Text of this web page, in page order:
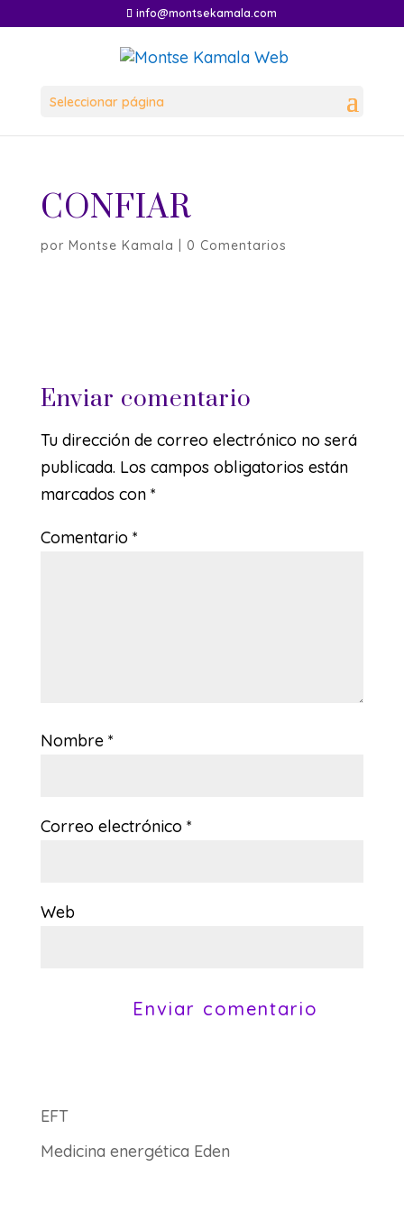
info@montsekamala.com
Seleccionar página
CONFIAR
por Montse Kamala 0 Comentarios
Enviar comentario
Tu dirección de correo electrónico no será
publicada. Los campos obligatorios están
marcados con *
Comentario *
Nombre *
Correo electrónico *
Web
EFT
Medicina energética Eden